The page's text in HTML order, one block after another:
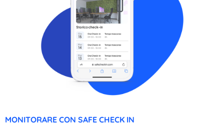
MONITORARE CON SAFE CHECK IN